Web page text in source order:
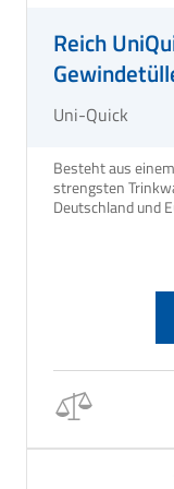
Reich
Uni-Quick
Besteht aus
strengsten
Deutschland und